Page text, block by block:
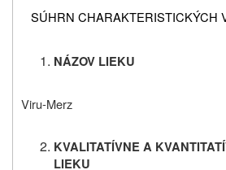
SÚHRN CHARAKTERISTICKÝCH
NÁZOV LIEKU
Viru-Merz
KVALITATÍVNE A
LIEKU